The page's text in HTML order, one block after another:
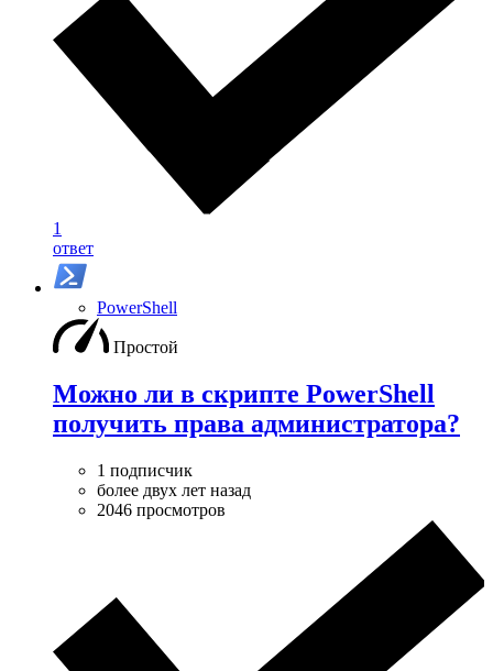
1
ответ
PowerShell
Простой
Можно ли в скрипте PowerShell
получить права администратора?
1 подписчик
более двух лет назад
2046 просмотров